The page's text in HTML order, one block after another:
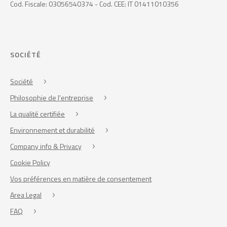
Cod. Fiscale: 03056540374 - Cod. CEE: IT 01411010356
SOCIÉTÉ
Société
Philosophie de l'entreprise
La qualité certifiée
Environnement et durabilité
Company info & Privacy
Cookie Policy
Vos préférences en matière de consentement
Area Legal
FAQ